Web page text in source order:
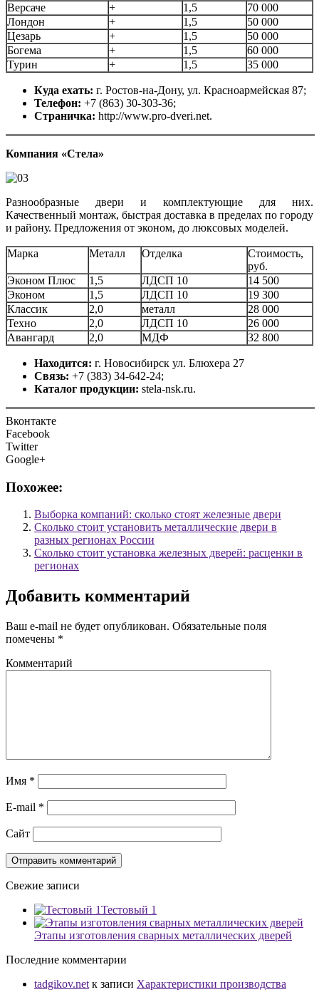
Версаче
+ 1,5
70 000
Лондон
+ 1,5
50 000
Цезарь
+ 1,5
50 000
Богема
+ 1,5
60 000
Турин
+ 1,5 35 000
Куда ехать: г. Ростов-на-Дону, ул. Красноармейская 87;
Телефон: +7 (863) 30-303-36;
Страничка: http://www.pro-dveri.net.
Компания «Стела»
Разнообразные двери и комплектующие для них.
Качественный монтаж, быстрая доставка в пределах по городу
и району. Предложения от эконом, до люксовых моделей.
Марка Металл Отделка
Стоимость,
руб.
Эконом Плюс
1,5 ЛДСП 10
14 500
Эконом
1,5 ЛДСП 10
19 300
Классик
2,0 металл
28 000
Техно
2,0 ЛДСП 10
26 000
Авангард
2,0 МДФ 32 800
Находится: г. Новосибирск ул. Блюхера 27
Связь: +7 (383) 34-642-24;
Каталог продукции: stela-nsk.ru.
Вконтакте
Facebook
Twitter
Google+
Похожее:
Выборка компаний: сколько стоят железные двери
Сколько стоит установить металлические двери в
разных регионах России
Сколько стоит установка железных дверей: расценки в
регионах
Добавить комментарий
Ваш e-mail не будет опубликован. Обязательные поля
помечены *
Комментарий
Имя *
E-mail *
Сайт
Свежие записи
Тестовый 1
Этапы изготовления сварных металлических дверей
Последние комментарии
tadgikov.net к записи Характеристики производства